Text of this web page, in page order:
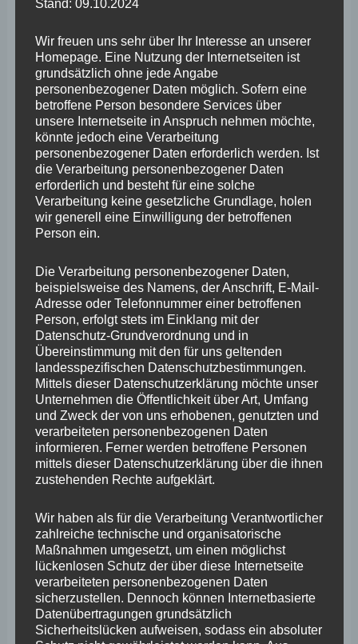
November 2025
Oktober 2025
September 2025
August 2025
Juli 2025
Juni 2025
Mai 2025
März 2025
Februar 2025
Januar 2025
Dezember 2024
November 2024
Oktober 2024
September 2024
August 2024
Juli 2024
Juni 2024
Mai 2024
April 2024
März 2024
Stand: 09.10.2024
Wir freuen uns sehr über Ihr Interesse an unserer
Homepage. Eine Nutzung der Internetseiten ist
grundsätzlich ohne jede Angabe
personenbezogener Daten möglich. Sofern eine
betroffene Person besondere Services über
unsere Internetseite in Anspruch nehmen möchte,
könnte jedoch eine Verarbeitung
personenbezogener Daten erforderlich werden. Ist
die Verarbeitung personenbezogener Daten
erforderlich und besteht für eine solche
Verarbeitung keine gesetzliche Grundlage, holen
wir generell eine Einwilligung der betroffenen
Person ein.
Die Verarbeitung personenbezogener Daten,
beispielsweise des Namens, der Anschrift, E-Mail-
Adresse oder Telefonnummer einer betroffenen
Person, erfolgt stets im Einklang mit der
Datenschutz-Grundverordnung und in
Übereinstimmung mit den für uns geltenden
landesspezifischen Datenschutzbestimmungen.
Mittels dieser Datenschutzerklärung möchte unser
Unternehmen die Öffentlichkeit über Art, Umfang
und Zweck der von uns erhobenen, genutzten und
verarbeiteten personenbezogenen Daten
informieren. Ferner werden betroffene Personen
mittels dieser Datenschutzerklärung über die ihnen
zustehenden Rechte aufgeklärt.
Wir haben als für die Verarbeitung Verantwortlicher
zahlreiche technische und organisatorische
Maßnahmen umgesetzt, um einen möglichst
lückenlosen Schutz der über diese Internetseite
verarbeiteten personenbezogenen Daten
sicherzustellen. Dennoch können Internetbasierte
Datenübertragungen grundsätzlich
Sicherheitslücken aufweisen, sodass ein absoluter